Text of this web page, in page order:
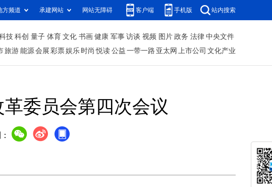
方频道 承建网站 网站无障碍 客户端 手机版 站内搜索
技 科创 量子 体育 文化 书画 健康 军事 访谈 视频 图片 政务 法律 中央文件
旅游 能源 会展 彩票娱乐 时尚 悦读 公益 一带一路 亚太网 上市公司 文化产业
委员会第四次会议